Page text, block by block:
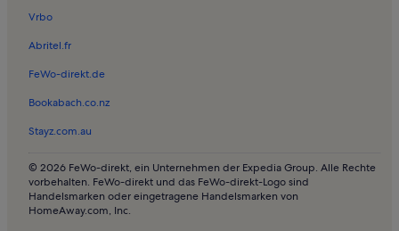
Häuser in Acantilados de los Gigantes
Ferienunterkünfte mit direktem Pistenzugang nahe Strand von
Häuser in Alcalá
Ferienwohnungen und Apartments in Alcalá
Resorts in Playa de los Barqueros
Häuser in Icod de los Vinos
Vrbo
Abritel.fr
FeWo-direkt.de
Bookabach.co.nz
Stayz.com.au
© 2026 FeWo-direkt, ein Unternehmen der Expedia Group. Alle Rechte
vorbehalten. FeWo-direkt und das FeWo-direkt-Logo sind
Handelsmarken oder eingetragene Handelsmarken von
HomeAway.com, Inc.